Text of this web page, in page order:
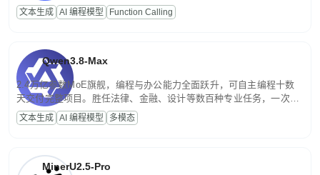
高并发、轻量化任务，适合日常对话、内容创作、基础 RAG、批量
文案处理等普惠刚需场景。
文本生成 AI 编程模型 Function Calling
Qwen3.8-Max
2.4万亿参数MoE旗舰，编程与办公能力全面跃升，可自主编程十数
天交付完整项目。胜任法律、金融、设计等数百种专业任务，一次对
话端到端交付生产级成果。原生视觉理解贯穿规划、执行与验证全流
程，支持超长文档与长视频的深度语义解析。长程任务中自主规划与
文本生成 AI 编程模型 多模态
MinerU2.5-Pro